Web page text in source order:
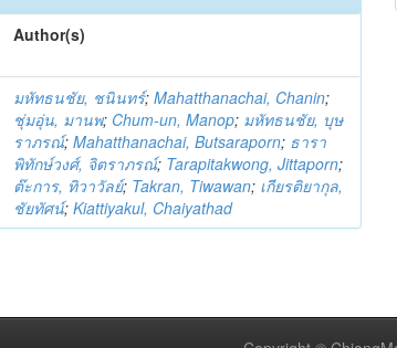
Author(s)
มหัทธนชัย, ชนินทร์;Mahatthanachai, Chanin;
ชุ่มอุ่น, มานพ; Chum-un, Manop; มหัทธนชัย, บุษ
ราภรณ์;Mahatthanachai, Butsaraporn; ธารา
พิทักษ์วงศ์, จิตราภรณ์; Tarapitakwong, Jittaporn;
ต๊ะการ, ทิวาวัลย์; Takran, Tiwawan; เกียรติยากุล,
ชัยทัศน์;Kiattiyakul, Chaiyathad